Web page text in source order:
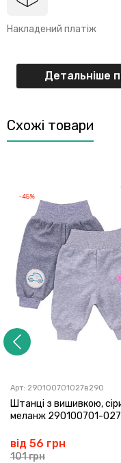
Накладений платіж
Детальніше
Схожі товари
-45%
Арт: 290100701027в290
Штанці з вишивкою,
меланж 290100701-
від 56 грн
101 грн